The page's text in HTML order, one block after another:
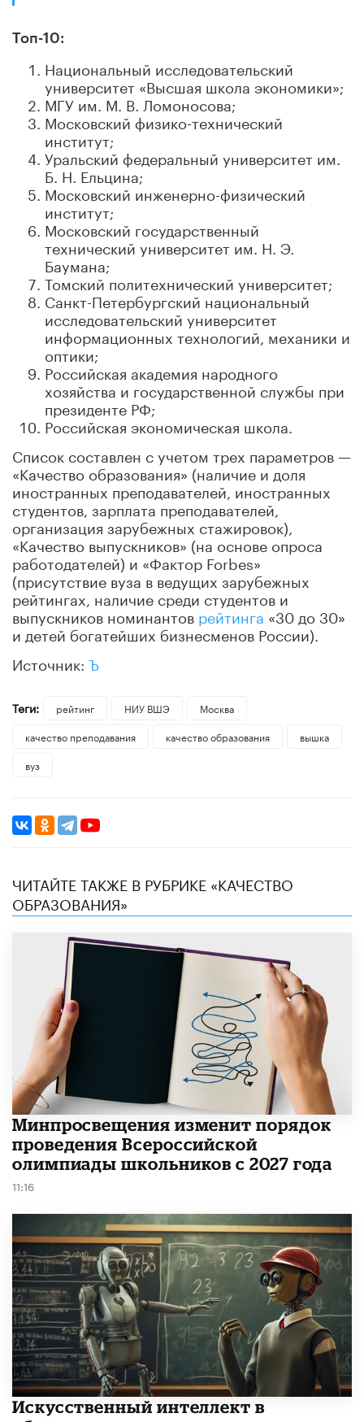
Топ-10:
Национальный исследовательский
университет «Высшая школа экономики»;
МГУ им. М. В. Ломоносова;
Московский физико-технический
институт;
Уральский федеральный университет им.
Б. Н. Ельцина;
Московский инженерно-физический
институт;
Московский государственный
технический университет им. Н. Э.
Баумана;
Томский политехнический университет;
Санкт-Петербургский национальный
исследовательский университет
информационных технологий, механики и
оптики;
Российская академия народного
хозяйства и государственной службы при
президенте РФ;
Российская экономическая школа.
Список составлен с учетом трех параметров —
«Качество образования» (наличие и доля
иностранных преподавателей, иностранных
студентов, зарплата преподавателей,
организация зарубежных стажировок),
«Качество выпускников» (на основе опроса
работодателей) и «Фактор Forbes»
(присутствие вуза в ведущих зарубежных
рейтингах, наличие среди студентов и
выпускников номинантов рейтинга «30 до 30»
и детей богатейших бизнесменов России).
Источник: Ъ
Теги: рейтинг НИУ ВШЭ
Москва
качество преподавания
качество образования
вышка
вуз
ЧИТАЙТЕ ТАКЖЕ В РУБРИКЕ «КАЧЕСТВО
ОБРАЗОВАНИЯ»
Минпросвещения изменит порядок
проведения Всероссийской
олимпиады школьников с 2027 года
11:16
​Искусственный интеллект в